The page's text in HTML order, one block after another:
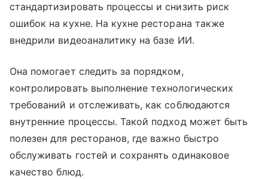
стандартизировать процессы и снизить риск
ошибок на кухне. На кухне ресторана также
внедрили видеоаналитику на базе ИИ.
Она помогает следить за порядком,
контролировать выполнение технологических
требований и отслеживать, как соблюдаются
внутренние процессы. Такой подход может быть
полезен для ресторанов, где важно быстро
обслуживать гостей и сохранять одинаковое
качество блюд.